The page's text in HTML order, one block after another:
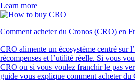
Learn more
Comment acheter du Cronos (CRO) en
CRO alimente un écosystème centré sur
récompenses et l’utilité réelle. Si vous
CRO ou si vous voulez franchir le pas
guide vous explique comment acheter du